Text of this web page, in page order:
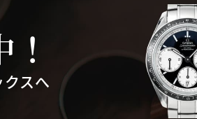
スへ